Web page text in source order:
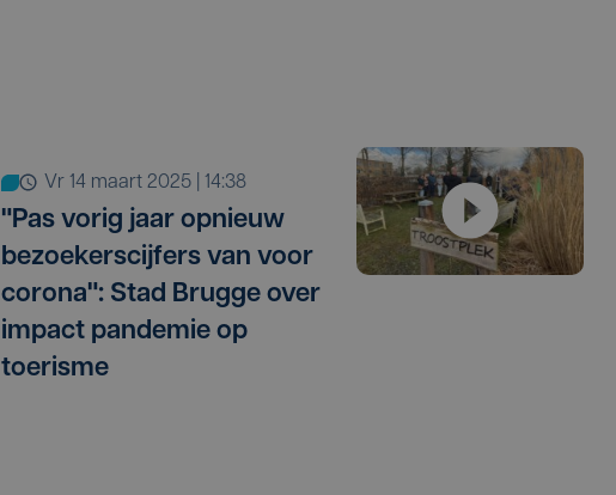
vr 14 maart 2025 | 14:38
"Pas vorig jaar opnieuw
bezoekerscijfers van voor
corona": Stad Brugge over
impact pandemie op
toerisme